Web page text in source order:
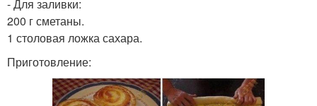
- Для заливки:
200 г сметаны.
1 столовая ложка сахара.
Приготовление: